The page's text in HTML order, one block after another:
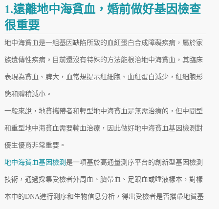
1.遠離地中海貧血，婚前做好基因檢查
很重要
地中海貧血是一組基因缺陷所致的血紅蛋白合成障礙疾病，屬於家
族遺傳性疾病。目前還沒有特殊的方法能根治地中海貧血，其臨床
表現為貧血、脾大，血常規提示紅細胞、血紅蛋白減少，紅細胞形
態和體積減小。
一般來說，地貧攜帶者和輕型地中海貧血是無需治療的，但中間型
和重型地中海貧血需要輸血治療，因此做好地中海貧血基因檢測對
優生優育非常重要。
地中海貧血基因檢測 是一項基於高通量測序平台的創新型基因檢測
技術，通過採集受檢者外周血、臍帶血、足跟血或唾液樣本，對樣
本中的DNA進行測序和生物信息分析，得出受檢者是否攜帶地貧基